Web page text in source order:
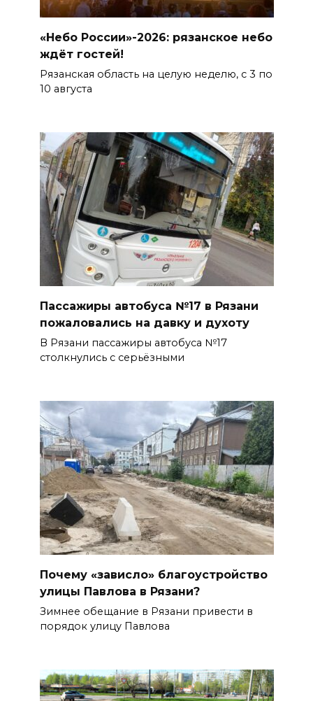
«Небо России»-2026: рязанское небо
ждёт гостей!
Рязанская область на целую неделю, с 3 по
10 августа
Пассажиры автобуса №17 в Рязани
пожаловались на давку и духоту
В Рязани пассажиры автобуса №17
столкнулись с серьёзными
Почему «зависло» благоустройство
улицы Павлова в Рязани?
Зимнее обещание в Рязани привести в
порядок улицу Павлова